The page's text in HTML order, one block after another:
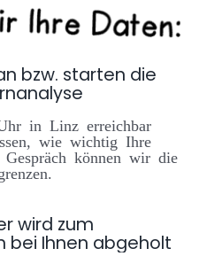
bzw. starten die
in Linz erreichbar
wie wichtig Ihre
können wir die
wird zum
bei Ihnen abgeholt